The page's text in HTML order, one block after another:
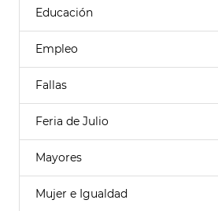
Educación
Empleo
Fallas
Feria de Julio
Mayores
Mujer e Igualdad